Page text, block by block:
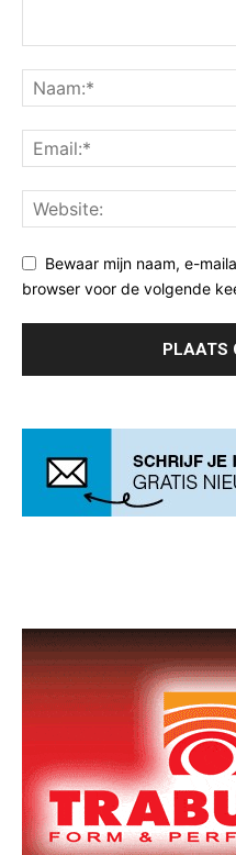
Bewaar mijn naam, e-
browser voor de volgende